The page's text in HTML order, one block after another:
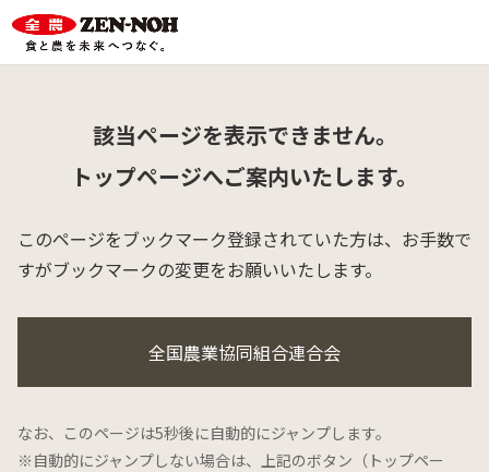
該当ページを表示できません。
トップページへご案内いたします。
このページをブックマーク登録されていた方は、 お手数で
すがブックマークの変更をお願いいたします。
全国農業協同組合連合会
なお、このページは5秒後に自動的にジャンプします。
※自動的にジャンプしない場合は、上記のボタン（トップペー